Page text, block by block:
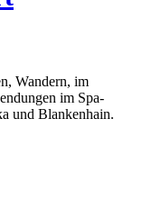
Wandern, im
im Spa-
und Blankenhain.